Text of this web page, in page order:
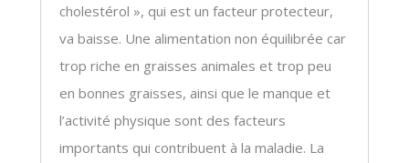
cholestérol », qui est un facteur protecteur,
va baisse. Une alimentation non équilibrée car
trop riche en graisses animales et trop peu
en bonnes graisses, ainsi que le manque et
l’activité physique sont des facteurs
importants qui contribuent à la maladie. La